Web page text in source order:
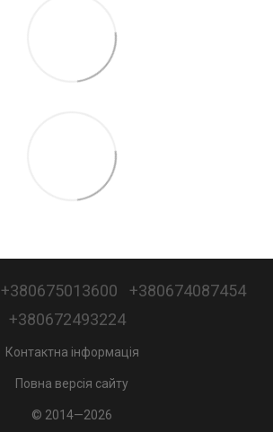
+380675013600
+380674087454
+380672493224
Контактна інформація
Повна версія сайту
© 2014—2026